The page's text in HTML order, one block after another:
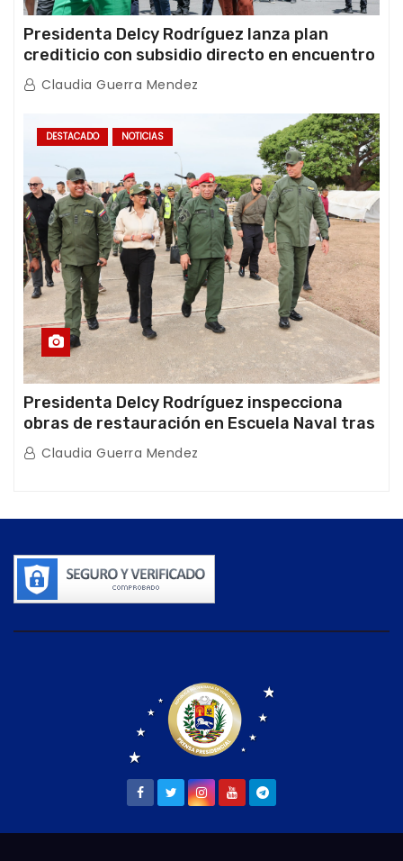
Presidenta Delcy Rodríguez lanza plan
crediticio con subsidio directo en encuentro
con Juntas de Condominio
Claudia Guerra Mendez
DESTACADO NOTICIAS
Presidenta Delcy Rodríguez inspecciona
obras de restauración en Escuela Naval tras
afectaciones sísmicas en La Guaira
Claudia Guerra Mendez